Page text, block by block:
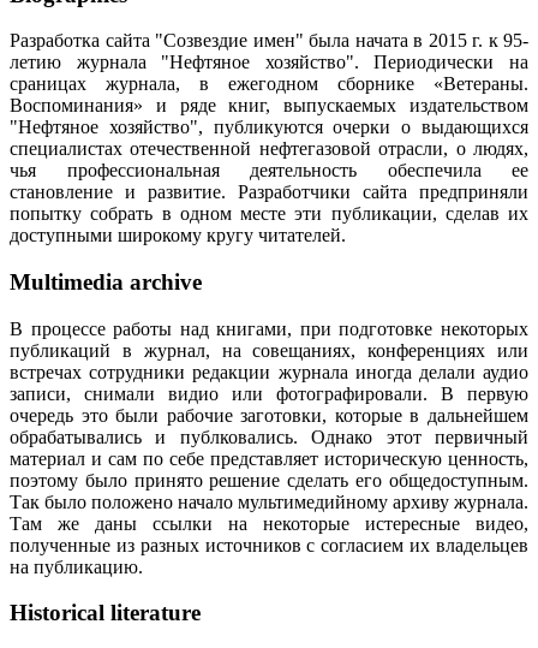
Разработка сайта "Созвездие имен" была начата в 2015 г. к 95-
летию журнала "Нефтяное хозяйство". Периодически на
сраницах журнала, в ежегодном сборнике «Ветераны.
Воспоминания» и ряде книг, выпускаемых издательством
"Нефтяное хозяйство", публикуются очерки о выдающихся
специалистах отечественной нефтегазовой отрасли, о людях,
чья профессиональная деятельность обеспечила ее
становление и развитие. Разработчики сайта предприняли
попытку собрать в одном месте эти публикации, сделав их
доступными широкому кругу читателей.
Multimedia archive
В процессе работы над книгами, при подготовке некоторых
публикаций в журнал, на совещаниях, конференциях или
встречах сотрудники редакции журнала иногда делали аудио
записи, снимали видио или фотографировали. В первую
очередь это были рабочие заготовки, которые в дальнейшем
обрабатывались и публковались. Однако этот первичный
материал и сам по себе представляет историческую ценность,
поэтому было принято решение сделать его общедоступным.
Так было положено начало мультимедийному архиву журнала.
Там же даны ссылки на некоторые истересные видео,
полученные из разных источников с согласием их владельцев
на публикацию.
Historical literature